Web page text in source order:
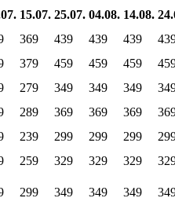
15.07. 25.07. 04.08. 14.08.
369 439 439 439
379 459 459 459
279 349 349 349
289 369 369 369
239 299 299 299
259 329 329 329
299 349 349 349